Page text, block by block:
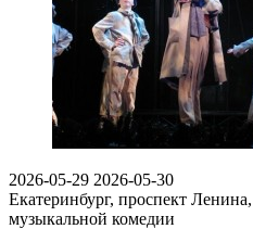
2026-05-29 2026-05-30
Екатеринбург, проспект
музыкальной комедии